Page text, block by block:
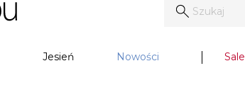
Jesień Nowości Sale